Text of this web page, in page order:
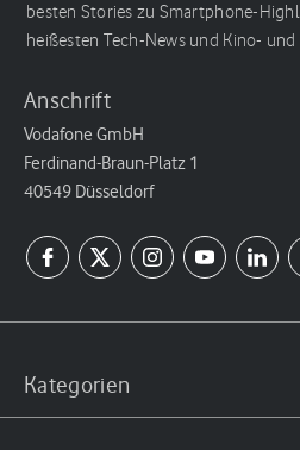
besten Stories zu Smartphone-
heißesten Tech-News und Kino-
Anschrift
Vodafone GmbH
Ferdinand-Braun-Platz 1
40549 Düsseldorf
Kategorien